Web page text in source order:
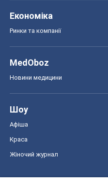
Економіка
Ринки та компанії
MedOboz
Новини медицини
Шоу
Афіша
Краса
Жіночий журнал